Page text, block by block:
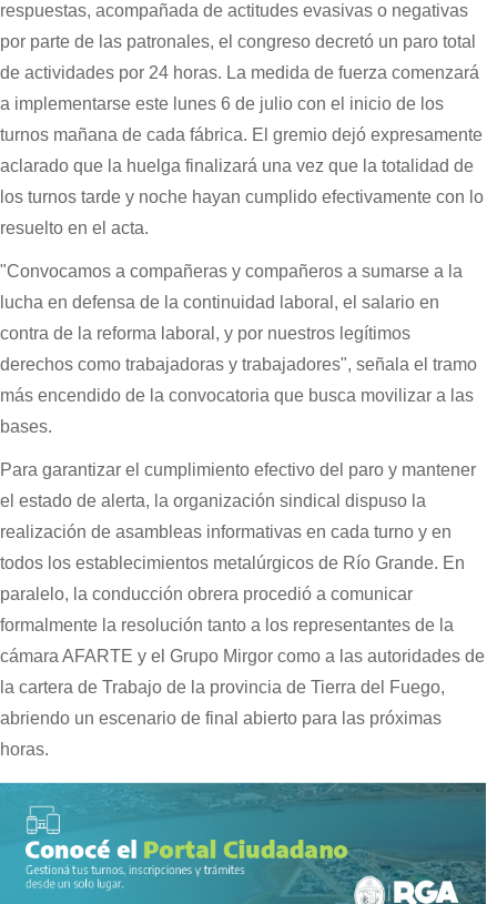
respuestas, acompañada de actitudes evasivas o negativas
por parte de las patronales, el congreso decretó un paro total
de actividades por 24 horas. La medida de fuerza comenzará
a implementarse este lunes 6 de julio con el inicio de los
turnos mañana de cada fábrica. El gremio dejó expresamente
aclarado que la huelga finalizará una vez que la totalidad de
los turnos tarde y noche hayan cumplido efectivamente con lo
resuelto en el acta.
"Convocamos a compañeras y compañeros a sumarse a la
lucha en defensa de la continuidad laboral, el salario en
contra de la reforma laboral, y por nuestros legítimos
derechos como trabajadoras y trabajadores", señala el tramo
más encendido de la convocatoria que busca movilizar a las
bases.
Para garantizar el cumplimiento efectivo del paro y mantener
el estado de alerta, la organización sindical dispuso la
realización de asambleas informativas en cada turno y en
todos los establecimientos metalúrgicos de Río Grande. En
paralelo, la conducción obrera procedió a comunicar
formalmente la resolución tanto a los representantes de la
cámara AFARTE y el Grupo Mirgor como a las autoridades de
la cartera de Trabajo de la provincia de Tierra del Fuego,
abriendo un escenario de final abierto para las próximas
horas.